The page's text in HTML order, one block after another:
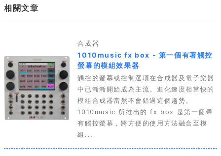
相關文章
合成器
1010music fx box - 第一個有著觸控
螢幕的模組效果器
觸控的螢幕或控制選項在合成器及電子樂器
中已漸漸開始成為主流。進化速度相當快的
模組合成器當然不會錯過這個趨勢。
1010music 所推出的 fx box 是第一個帶
有觸控螢幕，將方便的使用方法融合至模
組...